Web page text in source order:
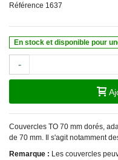
Référence 1637
En stock et disponible pour
-
Couvercles TO 70 mm dorés,
de 70 mm. Il s'agit notamment
Remarque : Les couvercles